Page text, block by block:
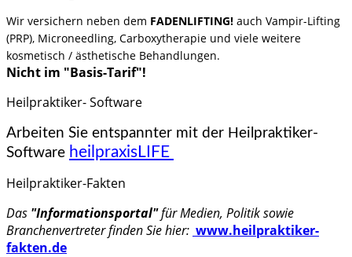
Wir versichern neben dem FADENLIFTING! auch Vampir-Lifting
(PRP), Microneedling, Carboxytherapie und viele weitere
kosmetisch / ästhetische Behandlungen.
Nicht im "Basis-Tarif"!
Heilpraktiker- Software
Arbeiten Sie entspannter mit der Heilpraktiker-
Software heilpraxisLIFE
Heilpraktiker-Fakten
Das "Informationsportal"für Medien, Politik sowie
Branchenvertreter finden Sie hier: www.heilpraktiker-
fakten.de